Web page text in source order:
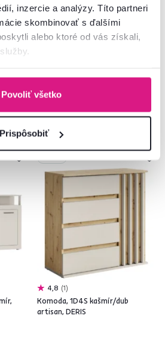
inzercie a analýzy. Títo partneri
skombinovať s ďalšími
alebo ktoré od vás získali,
Povoliť všetko
Prispôsobiť
169 €
149 € -11%
4,8 1
Komoda, 1D4S kašmír/dub
artisan, DERIS